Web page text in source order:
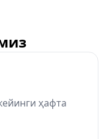
ҳафта